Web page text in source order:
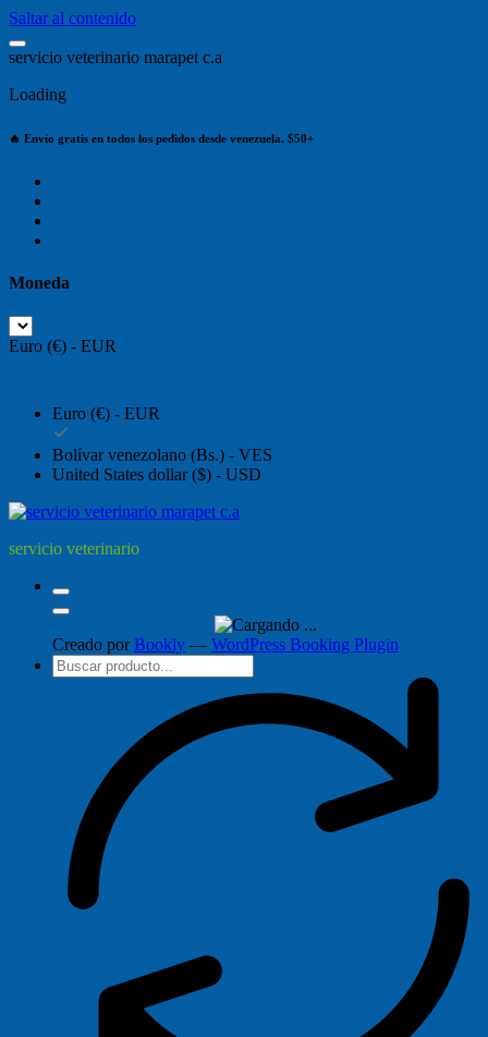
Saltar al contenido
servicio veterinario marapet c.a
Loading
🔥 Envío gratis en todos los pedidos desde venezuela. $50+
Moneda
Euro (€) - EUR
Euro (€) - EUR
Bolívar venezolano (Bs.) - VES
United States dollar ($) - USD
servicio veterinario
Creado por Bookly — WordPress Booking Plugin